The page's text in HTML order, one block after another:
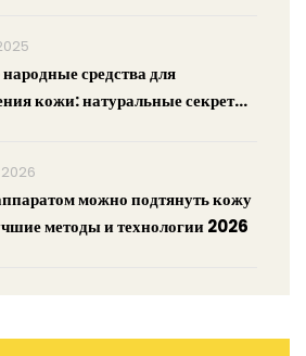
средства для
кожи: натуральные секреты
2026
можно подтянуть кожу
методы и технологии 2026